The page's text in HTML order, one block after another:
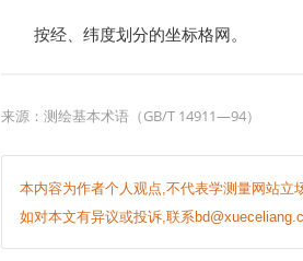
按经、纬度划分的坐标格网。
来源：测绘基本术语（GB/T 14911—94）
本内容为作者个人观点,不代表学测量网站立
如对本文有异议或投诉,联系